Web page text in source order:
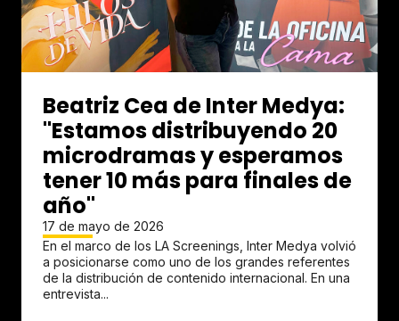
Beatriz Cea de Inter Medya:
"Estamos distribuyendo 20
microdramas y esperamos
tener 10 más para finales de
año"
17 de mayo de 2026
En el marco de los LA Screenings, Inter Medya volvió
a posicionarse como uno de los grandes referentes
de la distribución de contenido internacional. En una
entrevista...